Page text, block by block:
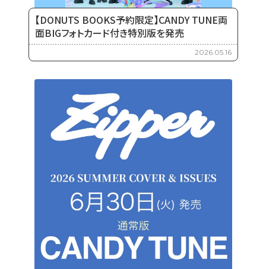
【DONUTS BOOKS予約限定】CANDY TUNE両
面BIGフォトカード付き特別版を発売
2026.05.16